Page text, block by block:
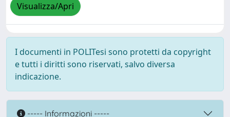
Visualizza/Apri
I documenti in POLITesi sono protetti da copyright
e tutti i diritti sono riservati, salvo diversa
indicazione.
----- Informazioni -----